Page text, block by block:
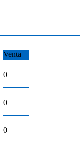
Venta
0
0
0